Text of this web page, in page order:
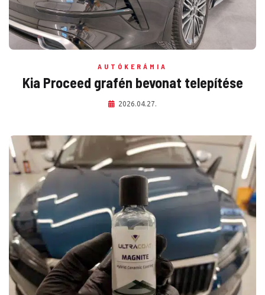
AUTÓKERÁMIA
Kia Proceed grafén bevonat telepítése
2026.04.27.